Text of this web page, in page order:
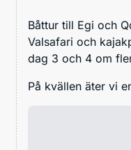
Båttur till Egi och
Valsafari och
dag 3 och 4 om
På kvällen äter vi